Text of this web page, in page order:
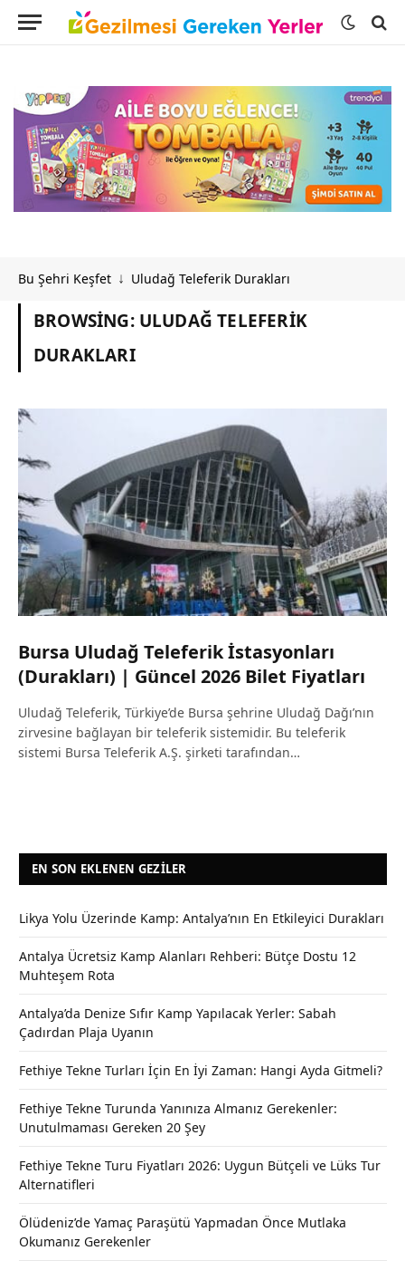
Bu Şehri Keşfet ↓ Uludağ Teleferik Durakları
BROWSING: ULUDAĞ TELEFERIK
DURAKLARI
Bursa Uludağ Teleferik İstasyonları
(Durakları) | Güncel 2026 Bilet Fiyatları
Uludağ Teleferik, Türkiye’de Bursa şehrine Uludağ Dağı’nın
zirvesine bağlayan bir teleferik sistemidir. Bu teleferik
sistemi Bursa Teleferik A.Ş. şirketi tarafından…
EN SON EKLENEN GEZILER
Likya Yolu Üzerinde Kamp: Antalya’nın En Etkileyici Durakları
Antalya Ücretsiz Kamp Alanları Rehberi: Bütçe Dostu 12
Muhteşem Rota
Antalya’da Denize Sıfır Kamp Yapılacak Yerler: Sabah
Çadırdan Plaja Uyanın
Fethiye Tekne Turları İçin En İyi Zaman: Hangi Ayda Gitmeli?
Fethiye Tekne Turunda Yanınıza Almanız Gerekenler:
Unutulmaması Gereken 20 Şey
Fethiye Tekne Turu Fiyatları 2026: Uygun Bütçeli ve Lüks Tur
Alternatifleri
Ölüdeniz’de Yamaç Paraşütü Yapmadan Önce Mutlaka
Okumanız Gerekenler